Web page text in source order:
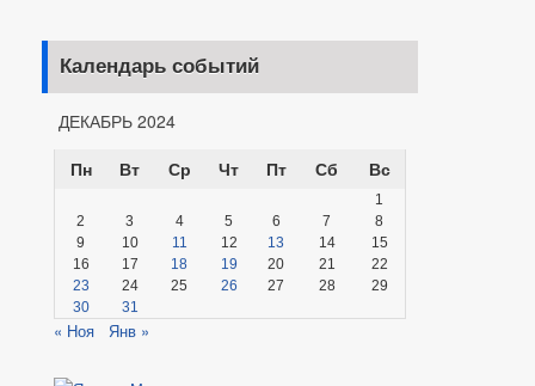
Календарь событий
ДЕКАБРЬ 2024
Пн
Вт Ср Чт Пт Сб Вс
1
2
3 4 5 6 7
8
9
10 11 12 13 14
15
16
17 18 19 20 21
22
23
24 25 26 27 28
29
30
31
« Ноя Янв »